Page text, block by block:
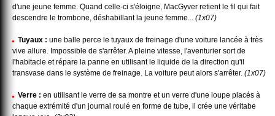
d'une jeune femme. Quand celle-ci s'éloigne, MacGyver retient le fil qui fait
descendre le trombone, déshabillant la jeune femme... (1x07)
Tuyaux : une balle perce le tuyaux de freinage d'une voiture lancée à très
vive allure. Impossible de s'arrêter. A pleine vitesse, l'aventurier sort de
l'habitacle et répare la panne en utilisant le liquide de la direction qu'il
transvase dans le système de freinage. La voiture peut alors s'arrêter. (1x07)
Verre : en utilisant le verre de sa montre et un verre d'une loupe placés à
chaque extrémité d'un journal roulé en forme de tube, il crée une véritabe